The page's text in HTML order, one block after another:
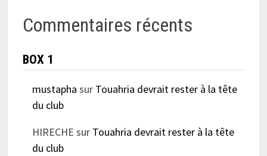
Commentaires récents
BOX 1
mustapha sur Touahria devrait rester à la tête
du club
HIRECHE sur Touahria devrait rester à la tête
du club